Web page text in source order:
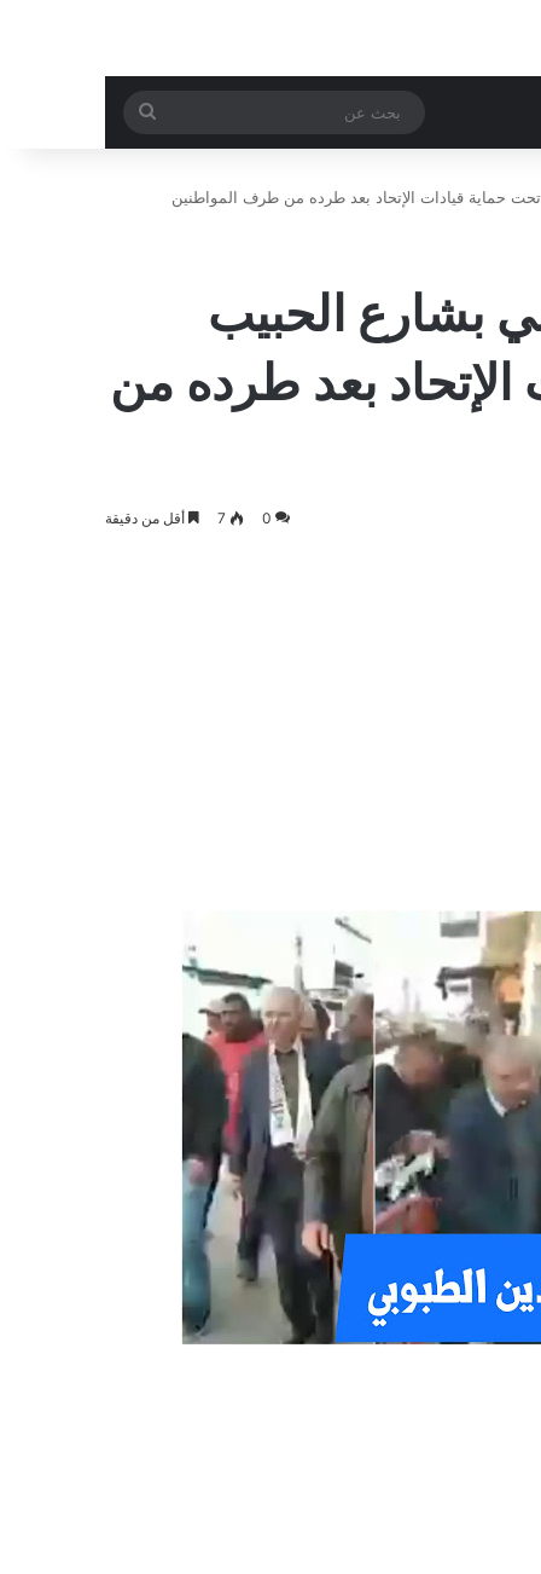
بحث
عن
حماية قيادات الإتحاد بعد طرده من طرف المواطنين
بشارع الحبيب
الإتحاد بعد طرده من
0
7 أقل من دقيقة